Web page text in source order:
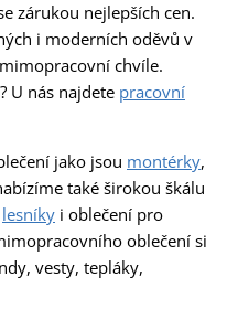
zárukou nejlepších cen.
i moderních oděvů v
chvíle.
U nás najdete pracovní
jako jsou montérky,
také širokou škálu
lesníky i oblečení pro
oblečení si
vesty, tepláky,